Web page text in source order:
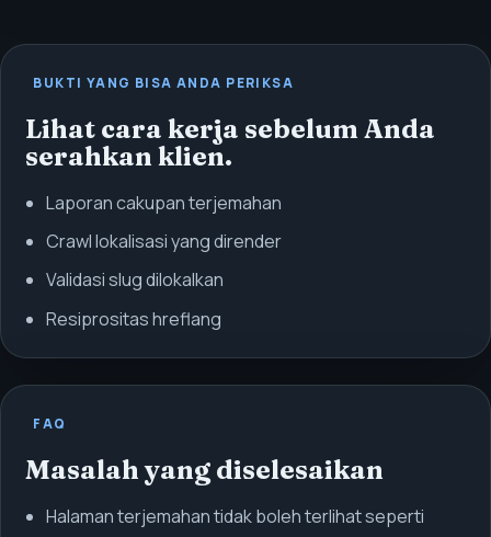
BUKTI YANG BISA ANDA PERIKSA
Lihat cara kerja sebelum Anda
serahkan klien.
Laporan cakupan terjemahan
Crawl lokalisasi yang dirender
Validasi slug dilokalkan
Resiprositas hreflang
FAQ
Masalah yang diselesaikan
Halaman terjemahan tidak boleh terlihat seperti